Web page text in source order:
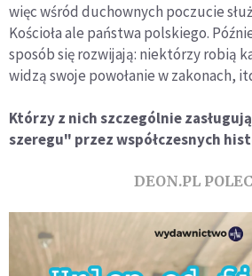
więc wśród duchownych poczucie
Kościoła ale państwa polskiego.
sposób się rozwijają: niektórzy robią
widzą swoje powołanie w zakonach,
Którzy z nich szczególnie
szeregu" przez współczesnych
DEON.PL